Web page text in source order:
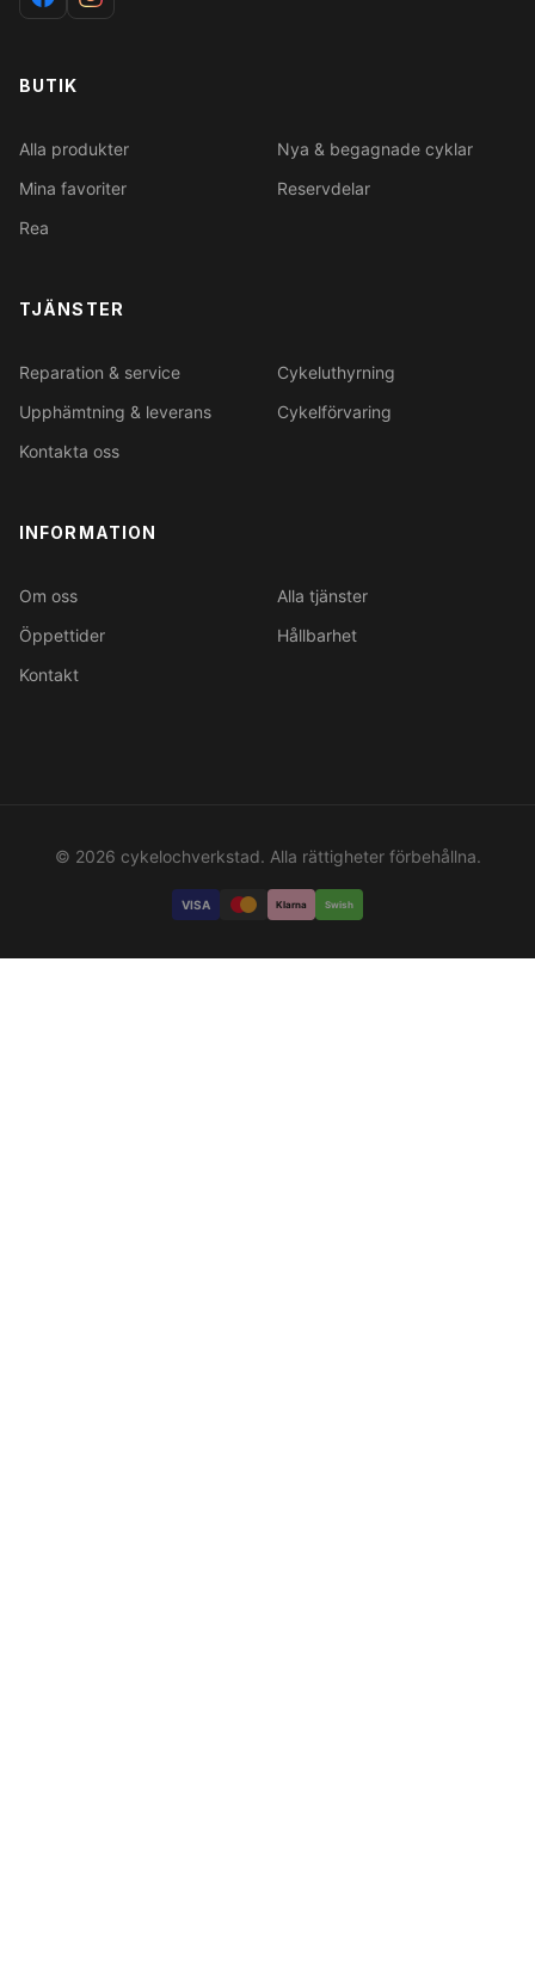
BUTIK
Alla produkter
Nya & begagnade cyklar
Mina favoriter
Reservdelar
Rea
TJÄNSTER
Reparation & service
Cykeluthyrning
Upphämtning & leverans
Cykelförvaring
Kontakta oss
INFORMATION
Om oss
Alla tjänster
Öppettider
Hållbarhet
Kontakt
© 2026 cykelochverkstad. Alla rättigheter förbehållna.
VISA Klarna Swish